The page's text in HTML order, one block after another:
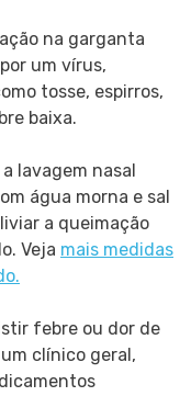
na garganta
um vírus,
tosse, espirros,
baixa.
lavagem nasal
água morna e sal
a queimação
Veja mais medidas
febre ou dor de
clínico geral,